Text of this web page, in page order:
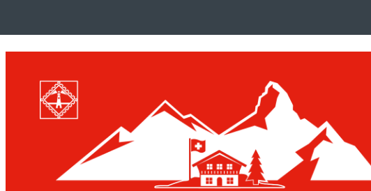
suchen
Briefmarken, Postkarten und Briefe Trading Cards
Showcase Sammelbox mit 60 Fächern, schwarz